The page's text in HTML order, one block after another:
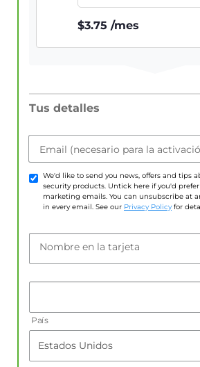
$3.75 /mes
Tus detalles
We'd like to send you news, offers and tips
security products. Untick here if you'd
marketing emails. You can unsubscribe at
in every email. See our Privacy Policy for
Nombre en la tarjeta
País